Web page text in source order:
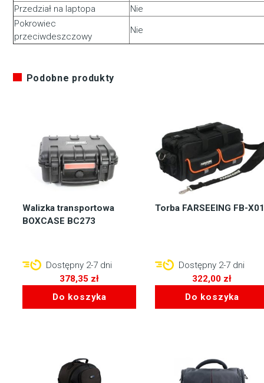
Przedział na laptopa
Nie
Pokrowiec
przeciwdeszczowy
Nie
Podobne produkty
Walizka transportowa
BOXCASE BC273
Dostępny 2-7 dni
378,35 zł
Do koszyka
Torba FARSEEING FB-
Dostępny 2-7 dni
322,00 zł
Do koszyka